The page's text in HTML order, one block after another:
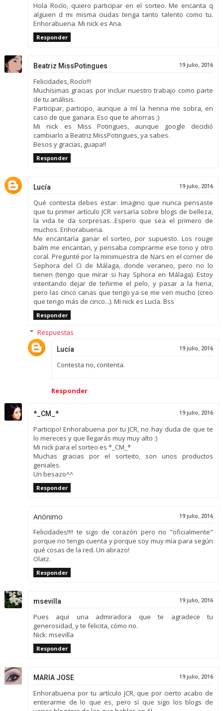
Hola Rocío, quiero participar en el sorteo. Me encanta q
alguien d mi misma ciudas tenga tanto talento como tu.
Enhorabuena. Mi nick es Ana.
Responder
Beatriz MissPotingues 19 julio, 2016
Felicidades, Rocío!!!
Muchísimas gracias por incluir nuestro trabajo como parte
de tu análisis.
Participar, participo, aunque a mí la henna me sobra, en
caso de que ganara. Eso que te ahorras ;)
Mi nick es Miss Potingues, aunque google decidió
cambiarlo a Beatriz MissPotingues, ya sabes.
Besos y gracias, guapa!!
Responder
Lucía 19 julio, 2016
Qué contesta debes estar. Imagino que nunca pensaste
que tu primer artículo JCR versaría sobre blogs de belleza,
la vida te da sorpresas...Espero que sea el primero de
muchos. Enhorabuena.
Me encantaría ganar el sorteo, por supuesto. Los rouge
balm me encantan, y pensaba comprarme ese tono y otro
coral. Pregunté por la minimuestra de Nars en el corner de
Sephora del CI de Málaga, donde veraneo, pero no lo
tienen (tengo que mirar si hay Sphora en Málaga). Estoy
intentando dejar de teñirme el pelo, y pasar a la hena,
pero las cinco canas que tengo ya se me ven mucho (creo
que tengo más de cinco...). Mi nick es Lucía. Bss
Responder
Respuestas
Lucía 19 julio, 2016
Contesta no, contenta.
Responder
*_CM_* 19 julio, 2016
Participo! Enhorabuena por tu JCR, no hay duda de que te
lo mereces y que llegarás muy muy alto :)
Mi nick para el sorteo es *_CM_*
Muchas gracias por el sorteito, son unos productos
geniales.
Un besazo^^
Responder
Anónimo 19 julio, 2016
Felicidades!!!! te sigo de corazón pero no "oficialmente"
porque no tengo cuenta y porque soy muy mía para según
qué cosas de la red. Un abrazo!
Olatz.
Responder
msevilla 19 julio, 2016
Pues aquí una admiradora que te agradece tu
generosidad, y te felicita, cómo no.
Nick: msevilla
Responder
MARIA JOSE 19 julio, 2016
Enhorabuena por tu artículo JCR, que por cierto acabo de
enterarme de lo que es, pero sí que sigo los blogs de